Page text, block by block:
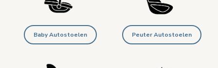
Baby Autostoelen Peuter Autostoelen